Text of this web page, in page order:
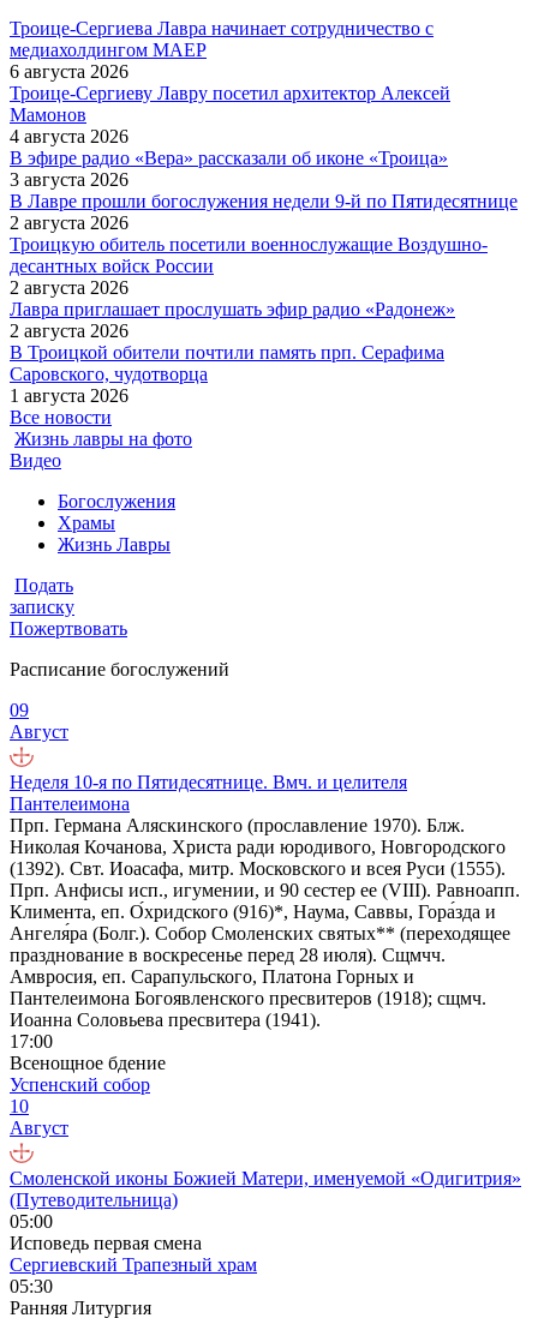
Троице-Сергиева Лавра начинает сотрудничество с
медиахолдингом МАЕР
6 августа 2026
Троице-Сергиеву Лавру посетил архитектор Алексей
Мамонов
4 августа 2026
В эфире радио «Вера» рассказали об иконе «Троица»
3 августа 2026
В Лавре прошли богослужения недели 9-й по Пятидесятнице
2 августа 2026
Троицкую обитель посетили военнослужащие Воздушно-
десантных войск России
2 августа 2026
Лавра приглашает прослушать эфир радио «Радонеж»
2 августа 2026
В Троицкой обители почтили память прп. Серафима
Саровского, чудотворца
1 августа 2026
Все новости
Жизнь лавры на фото
Видео
Богослужения
Храмы
Жизнь Лавры
Подать
записку
Пожертвовать
Расписание богослужений
09
Август
Неделя 10-я по Пятидесятнице. Вмч. и целителя
Пантелеимона
Прп. Германа Аляскинского (прославление 1970). Блж.
Николая Кочанова, Христа ради юродивого, Новгородского
(1392). Свт. Иоасафа, митр. Московского и всея Руси (1555).
Прп. Анфисы исп., игумении, и 90 сестер ее (VIII). Равноапп.
Климента, еп. О́хридского (916)*, Наума, Саввы, Гора́зда и
Ангеля́ра (Болг.). Собор Смоленских святых** (переходящее
празднование в воскресенье перед 28 июля). Сщмчч.
Амвросия, еп. Сарапульского, Платона Горных и
Пантелеимона Богоявленского пресвитеров (1918); сщмч.
Иоанна Соловьева пресвитера (1941).
17:00
Всенощное бдение
Успенский собор
10
Август
Смоленской иконы Божией Матери, именуемой «Одигитрия»
(Путеводительница)
05:00
Исповедь первая смена
Сергиевский Трапезный храм
05:30
Ранняя Литургия